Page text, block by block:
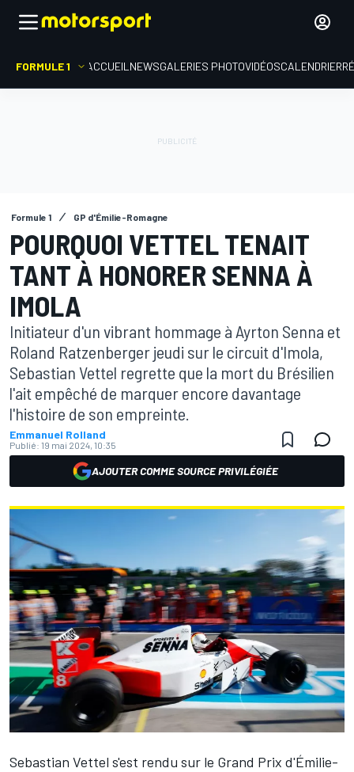
FORMULE 1 ACCUEIL NEWSGALERIES PHOTOVIDÉOSCALENDRIER
Formule 1 GP d'Émilie-Romagne
POURQUOI VETTEL TENAIT
TANT À HONORER SENNA À
IMOLA
Initiateur d'un vibrant hommage à Ayrton Senna et
Roland Ratzenberger jeudi sur le circuit d'Imola,
Sebastian Vettel regrette que la mort du Brésilien
l'ait empêché de marquer encore davantage
l'histoire de son empreinte.
Emmanuel Rolland
Publié: 19 mai 2024, 10:35
AJOUTER COMME SOURCE PRIVILÉGIÉE
Sebastian Vettel s'est rendu sur le Grand Prix d'Émilie-